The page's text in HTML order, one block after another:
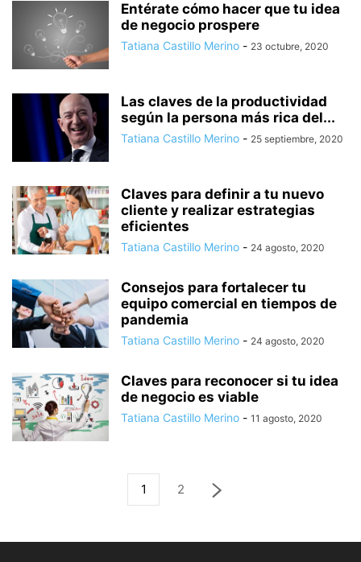
Entérate cómo hacer que tu idea
de negocio prospere
Tatiana Castillo Merino - 23 octubre, 2020
Las claves de la productividad
según la persona más rica del...
Tatiana Castillo Merino - 25 septiembre, 2020
Claves para definir a tu nuevo
cliente y realizar estrategias
eficientes
Tatiana Castillo Merino - 24 agosto, 2020
Consejos para fortalecer tu
equipo comercial en tiempos de
pandemia
Tatiana Castillo Merino - 24 agosto, 2020
Claves para reconocer si tu idea
de negocio es viable
Tatiana Castillo Merino - 11 agosto, 2020
1 2